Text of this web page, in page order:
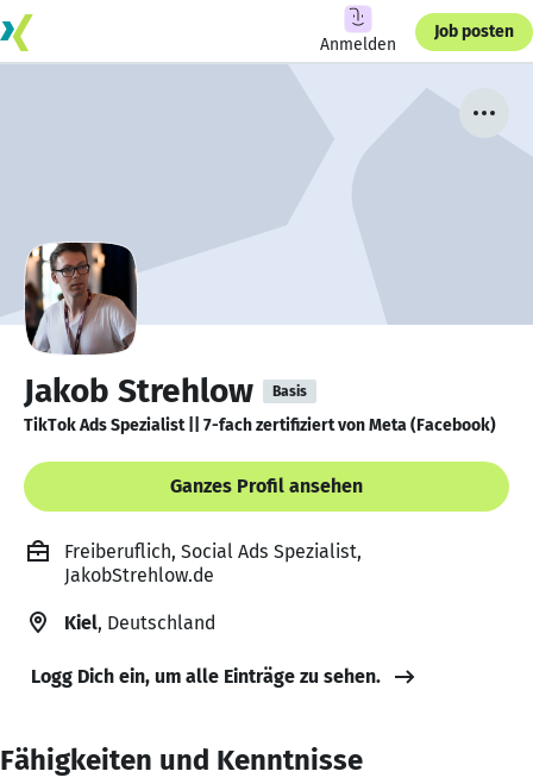
Anmelden
Job posten
Jakob Strehlow Basis
TikTok Ads Spezialist || 7-fach zertifiziert von Meta (Facebook)
Ganzes Profil ansehen
Freiberuflich, Social Ads Spezialist,
JakobStrehlow.de
Kiel, Deutschland
Logg Dich ein, um alle Einträge zu sehen.
Fähigkeiten und Kenntnisse